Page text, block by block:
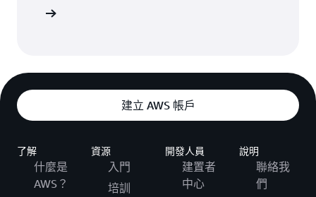
建立 AWS 帳戶
了解
什麼是
AWS？
資源
入門
培訓
開發人員
建置者
中心
說明
聯絡我
們